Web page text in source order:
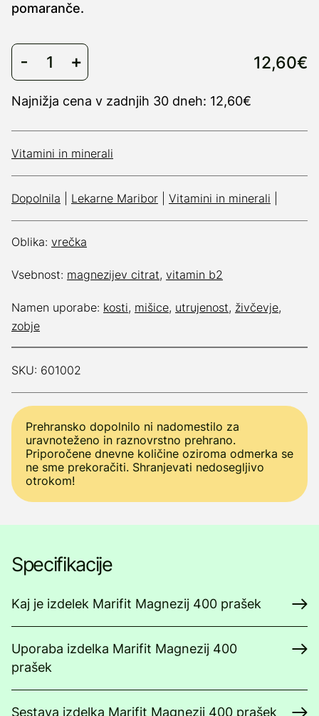
pomaranče.
12,60€
Najnižja cena v zadnjih 30 dneh: 12,60€
Vitamini in minerali
Dopolnila Lekarne Maribor Vitamini in minerali
Oblika: vrečka
Vsebnost: magnezijev citrat, vitamin b2
Namen uporabe: kosti, mišice, utrujenost, živčevje,
zobje
SKU: 601002
Prehransko dopolnilo ni nadomestilo za
uravnoteženo in raznovrstno prehrano.
Priporočene dnevne količine oziroma odmerka se
ne sme prekoračiti. Shranjevati nedosegljivo
otrokom!
Specifikacije
Kaj je izdelek Marifit Magnezij 400 prašek
Uporaba izdelka Marifit Magnezij 400
prašek
Sestava izdelka Marifit Magnezij 400 prašek